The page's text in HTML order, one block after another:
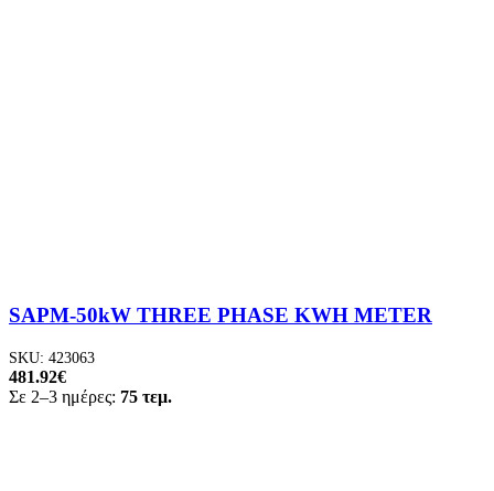
SAPM-50kW THREE PHASE KWH METER
SKU: 423063
481.92€
Σε 2–3 ημέρες: 75 τεμ.